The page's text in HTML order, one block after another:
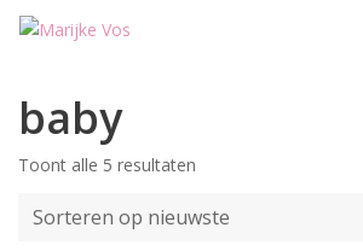
Skip
baby
Toont alle 5 resultaten
nieuwste